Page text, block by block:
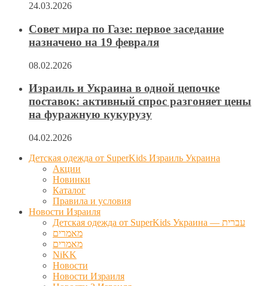
24.03.2026
Совет мира по Газе: первое заседание
назначено на 19 февраля
08.02.2026
Израиль и Украина в одной цепочке
поставок: активный спрос разгоняет цены
на фуражную кукурузу
04.02.2026
Детская одежда от SuperKids Израиль Украина
Акции
Новинки
Каталог
Правила и условия
Новости Израиля
Детская одежда от SuperKids Украина — עברית
מאמרים
מאמרים
NiKK
Новости
Новости Израиля